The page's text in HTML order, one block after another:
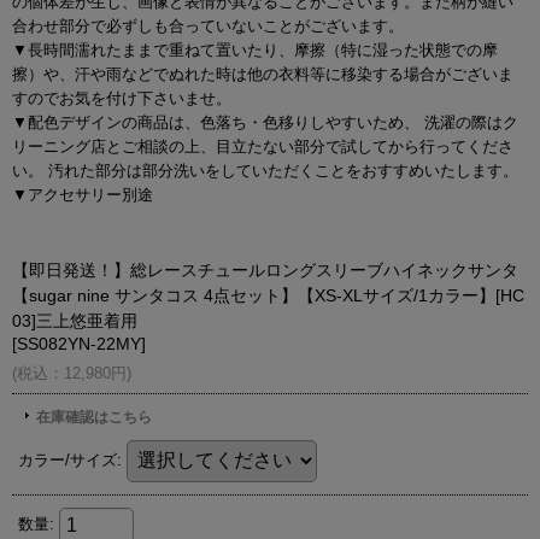
合わせ部分で必ずしも合っていないことがございます。
▼長時間濡れたままで重ねて置いたり、摩擦（特に湿った状態での摩
擦）や、汗や雨などでぬれた時は他の衣料等に移染する場合がございま
すのでお気を付け下さいませ。
▼配色デザインの商品は、色落ち・色移りしやすいため、 洗濯の際はク
リーニング店とご相談の上、目立たない部分で試してから行ってくださ
い。 汚れた部分は部分洗いをしていただくことをおすすめいたします。
▼アクセサリー別途